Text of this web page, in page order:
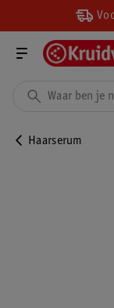
Haarserum